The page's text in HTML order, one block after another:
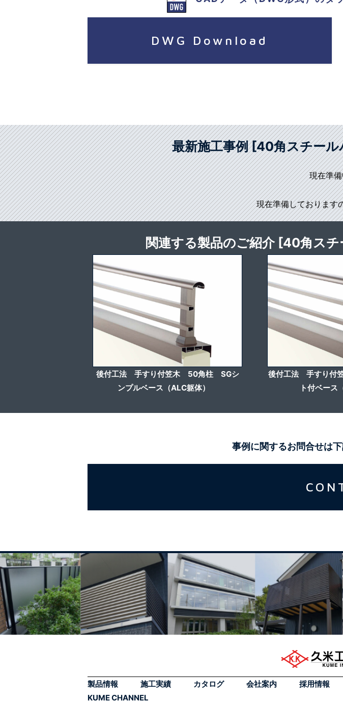
DWG Download
最新施工事例 [40角スチー
現在準
現在準備しております
関連する製品のご紹介 [40角ス
後付工法 手すり付笠木 50角柱 SGシ
ンプルベース（ALC躯体）
後付工法 手すり
ト付ベース
事例に関するお問合せは
製品情報 施工実績 カタログ 会社案内 採用情報
KUME CHANNEL